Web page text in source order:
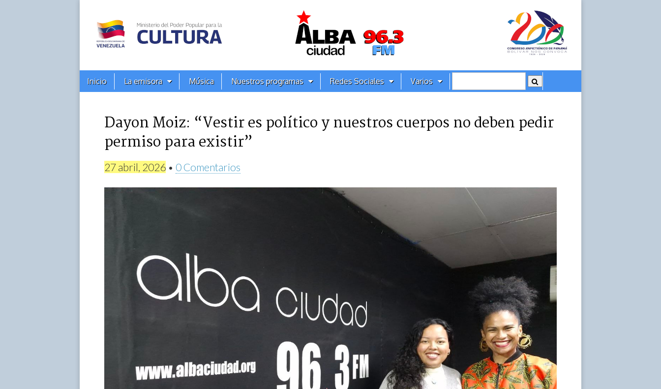
Alba
Ciudad
96.3
FM
Menú
principal
Inicio La emisora Música Nuestros programas Redes Sociales Varios
Dayon Moiz: “Vestir es político y nuestros cuerpos no deben pedir
permiso para existir”
27 abril, 2026 • 0 Comentarios